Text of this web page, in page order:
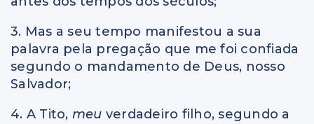
3. Mas a seu tempo manifestou a sua
palavra pela pregação que me foi confiada
segundo o mandamento de Deus, nosso
Salvador;
4. A Tito, meu verdadeiro filho, segundo a